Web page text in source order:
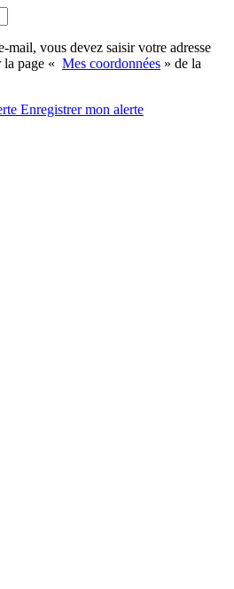
mail, vous devez saisir votre adresse
page « Mes coordonnées » de la
Enregistrermon alerte